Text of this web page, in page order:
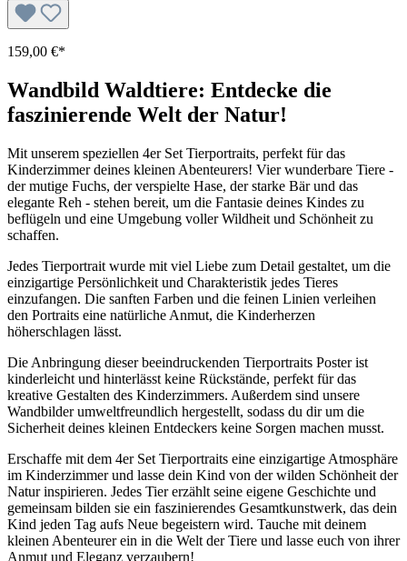
159,00 €*
Wandbild Waldtiere: Entdecke die
faszinierende Welt der Natur!
Mit unserem speziellen 4er Set Tierportraits, perfekt für das
Kinderzimmer deines kleinen Abenteurers! Vier wunderbare Tiere -
der mutige Fuchs, der verspielte Hase, der starke Bär und das
elegante Reh - stehen bereit, um die Fantasie deines Kindes zu
beflügeln und eine Umgebung voller Wildheit und Schönheit zu
schaffen.
Jedes Tierportrait wurde mit viel Liebe zum Detail gestaltet, um die
einzigartige Persönlichkeit und Charakteristik jedes Tieres
einzufangen. Die sanften Farben und die feinen Linien verleihen
den Portraits eine natürliche Anmut, die Kinderherzen
höherschlagen lässt.
Die Anbringung dieser beeindruckenden Tierportraits Poster ist
kinderleicht und hinterlässt keine Rückstände, perfekt für das
kreative Gestalten des Kinderzimmers. Außerdem sind unsere
Wandbilder umweltfreundlich hergestellt, sodass du dir um die
Sicherheit deines kleinen Entdeckers keine Sorgen machen musst.
Erschaffe mit dem 4er Set Tierportraits eine einzigartige Atmosphäre
im Kinderzimmer und lasse dein Kind von der wilden Schönheit der
Natur inspirieren. Jedes Tier erzählt seine eigene Geschichte und
gemeinsam bilden sie ein faszinierendes Gesamtkunstwerk, das dein
Kind jeden Tag aufs Neue begeistern wird. Tauche mit deinem
kleinen Abenteurer ein in die Welt der Tiere und lasse euch von ihrer
Anmut und Eleganz verzaubern!